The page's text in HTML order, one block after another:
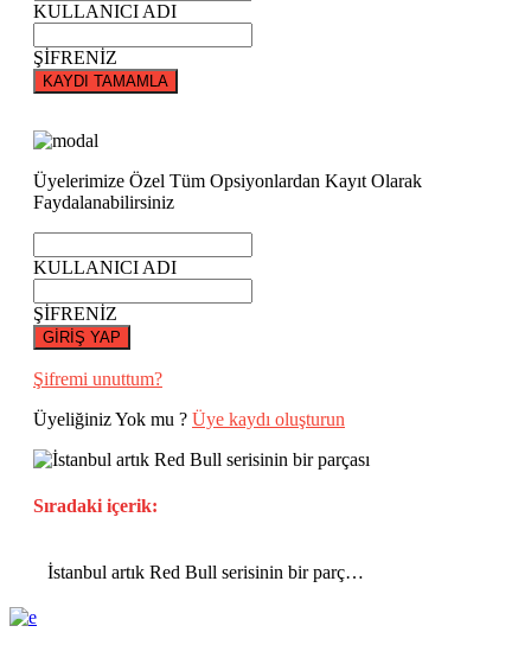
KULLANICI ADI
ŞİFRENİZ
KAYDI TAMAMLA
Üyelerimize Özel Tüm Opsiyonlardan Kayıt Olarak
Faydalanabilirsiniz
KULLANICI ADI
ŞİFRENİZ
GİRİŞ YAP
Şifremi unuttum?
Üyeliğiniz Yok mu ? Üye kaydı oluşturun
Sıradaki içerik:
İstanbul artık Red Bull serisinin bir parçası